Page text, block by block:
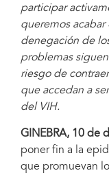
participar
queremos
denegación de
problemas
riesgo de
que accedan a
del VIH.
GINEBRA, 10 de
poner fin a la
que promuevan